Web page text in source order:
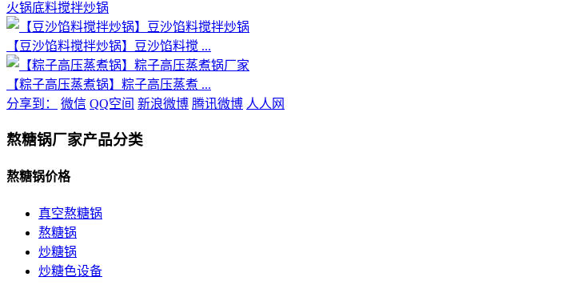
火锅底料搅拌炒锅
【豆沙馅料搅拌炒锅】豆沙馅料搅 ...
【粽子高压蒸煮锅】粽子高压蒸煮 ...
分享到：
微信 QQ空间 新浪微博 腾讯微博 人人网
熬糖锅厂家产品分类
熬糖锅价格
真空熬糖锅
熬糖锅
炒糖锅
炒糖色设备